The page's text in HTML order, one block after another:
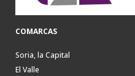
COMARCAS
Soria, la Capital
El Valle